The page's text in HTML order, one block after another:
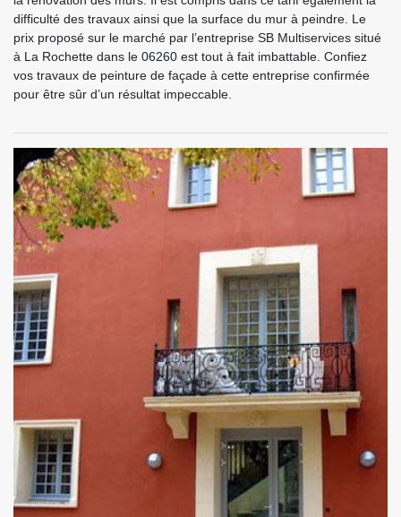
difficulté des travaux ainsi que la surface du mur à peindre. Le
prix proposé sur le marché par l’entreprise SB Multiservices situé
à La Rochette dans le 06260 est tout à fait imbattable. Confiez
vos travaux de peinture de façade à cette entreprise confirmée
pour être sûr d’un résultat impeccable.